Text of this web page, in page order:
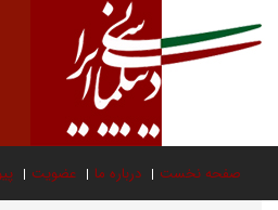
صفحه نخست درباره ما عضویت